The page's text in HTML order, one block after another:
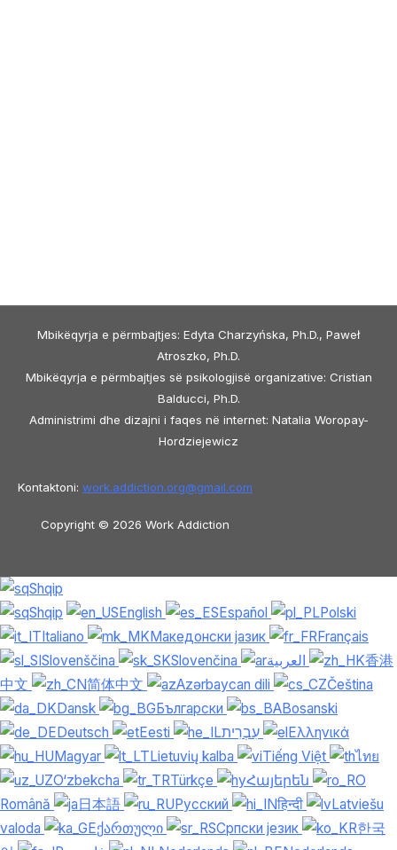
Mbikëqyrja e përmbajtjes: Edyta Charzyńska, Ph.D., Paweł
Atroszko, Ph.D.
Mbikëqyrja e përmbajtjes së psikologjisë organizative: Cristian
Balducci, Ph.D.
Administrimi dhe dizajni i faqes në internet: Natalia Woropay-
Hordziejewicz
Kontaktoni: work.addiction.org@gmail.com
Copyright © 2026 Work Addiction
Shqip
Shqip
English Español
Polski
Italiano
Македонски јазик
Français
Slovenščina
Slovenčina
香港
中文
简体中文 Azərbaycan dili
Čeština
Dansk
Български
Bosanski
Deutsch
Eesti
Ελληνικά
Magyar
Lietuvių kalba Tiếng Việt
ไทย
O‘zbekcha
Türkçe
Հայերեն
Română
日本語 Русский हिन्दी
Latviešu
valoda
ქართული Српски језик
한국